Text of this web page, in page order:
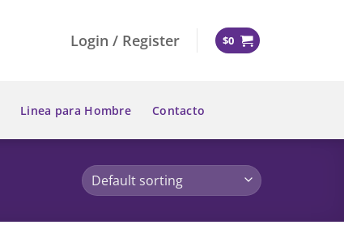
Login / Register $0
Linea para Hombre Contacto